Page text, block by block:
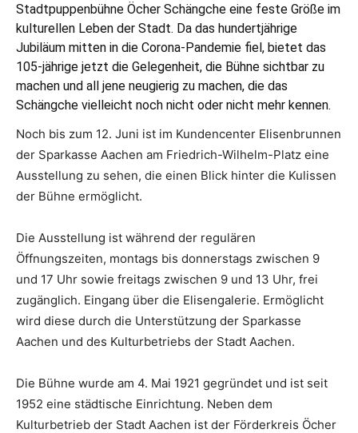
Stadtpuppenbühne Öcher Schängche eine feste Größe im
kulturellen Leben der Stadt. Da das hundertjährige
Jubiläum mitten in die Corona-Pandemie fiel, bietet das
105-jährige jetzt die Gelegenheit, die Bühne sichtbar zu
machen und all jene neugierig zu machen, die das
Schängche vielleicht noch nicht oder nicht mehr kennen.
Noch bis zum 12. Juni ist im Kundencenter Elisenbrunnen
der Sparkasse Aachen am Friedrich-Wilhelm-Platz eine
Ausstellung zu sehen, die einen Blick hinter die Kulissen
der Bühne ermöglicht.
Die Ausstellung ist während der regulären
Öffnungszeiten, montags bis donnerstags zwischen 9
und 17 Uhr sowie freitags zwischen 9 und 13 Uhr, frei
zugänglich. Eingang über die Elisengalerie. Ermöglicht
wird diese durch die Unterstützung der Sparkasse
Aachen und des Kulturbetriebs der Stadt Aachen.
Die Bühne wurde am 4. Mai 1921 gegründet und ist seit
1952 eine städtische Einrichtung. Neben dem
Kulturbetrieb der Stadt Aachen ist der Förderkreis Öcher